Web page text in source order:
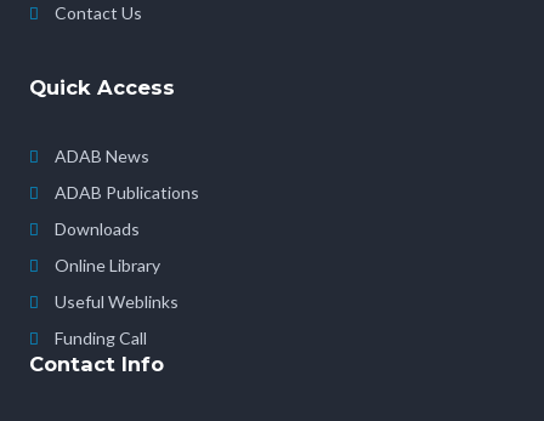
Contact Us
Quick Access
ADAB News
ADAB Publications
Downloads
Online Library
Useful Weblinks
Funding Call
Contact Info